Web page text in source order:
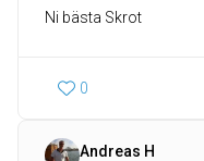
Ni bästa Skrot
0
Andreas H